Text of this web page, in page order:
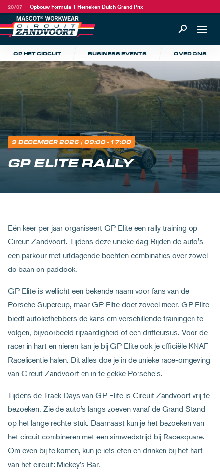
20/07 Opbouw Formula 1 Heineken Dutch Grand Prix
OP HET CIRCUIT BUSINESS EVENTS OVER ONS
9 DECEMBER 2026 | 09:00 - 17:00
GP ELITE RALLY
Eén keer per jaar organiseert GP Elite een rally training op
Circuit Zandvoort. Tijdens deze unieke dag Rijden de auto's
een parkour met uitdagende bochten combinaties over zowel
de baan en paddock.
GP Elite is wellicht een bekende naam voor fans van de
Porsche Supercup, maar GP Elite doet zoveel meer. GP Elite
biedt autoliefhebbers de kans om verschillende trainingen te
volgen, bijvoorbeeld rijvaardigheid of een driftcursus. Voor de
racer in hart en nieren kan je bij GP Elite ook je officiële KNAF
Racelicentie halen. Dit alles doe je in de unieke race-omgeving
van Circuit Zandvoort en in te gekke Porsche's.
Tijdens de Track Days van GP Elite is Circuit Zandvoort vrij te
bezoeken. Zie de auto’s langs zoeven vanaf de Grand Stand
op het lange rechte stuk. Daarnaast kun je het bezoeken van
het circuit combineren met een simwedstrijd bij Racesquare.
Om even bij te komen, kun je iets eten en drinken bij het hart
van het circuit: Mickey’s Bar.